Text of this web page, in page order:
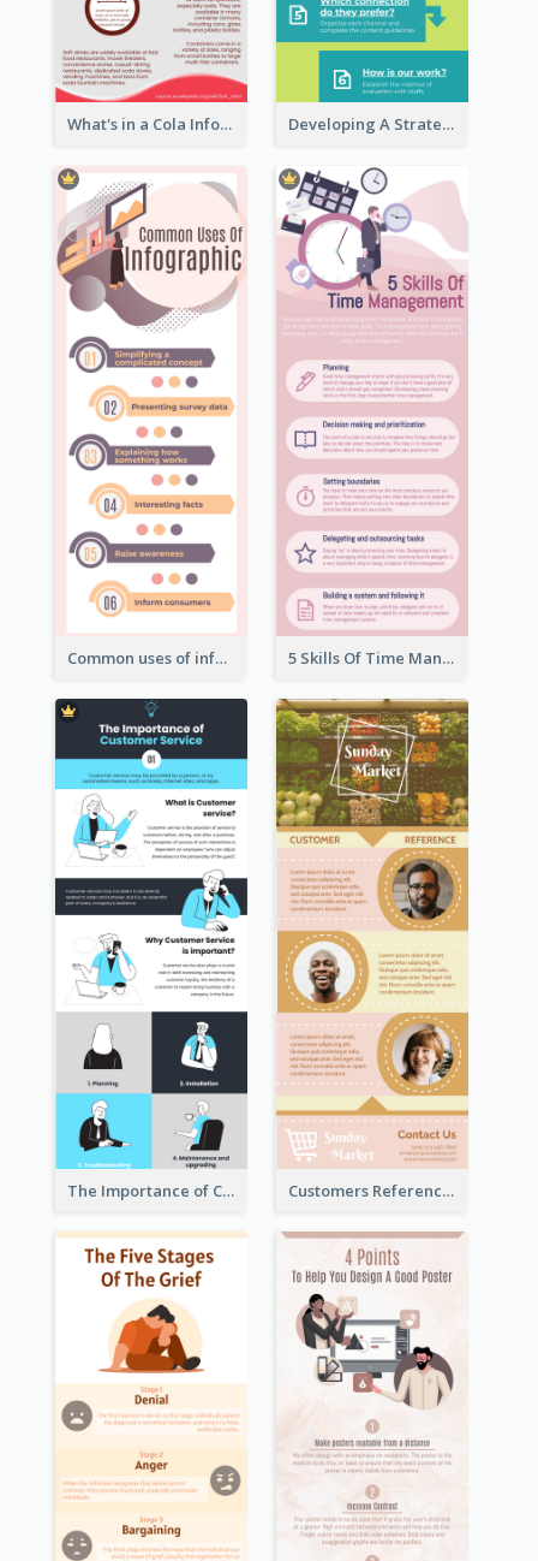
What's in a Cola Infographic Developing A Strategic Marketing Plan Infographic
Common uses of infographic 5 Skills Of Time Management
The Importance of Customer Service Infographic Customers Reference Infographic